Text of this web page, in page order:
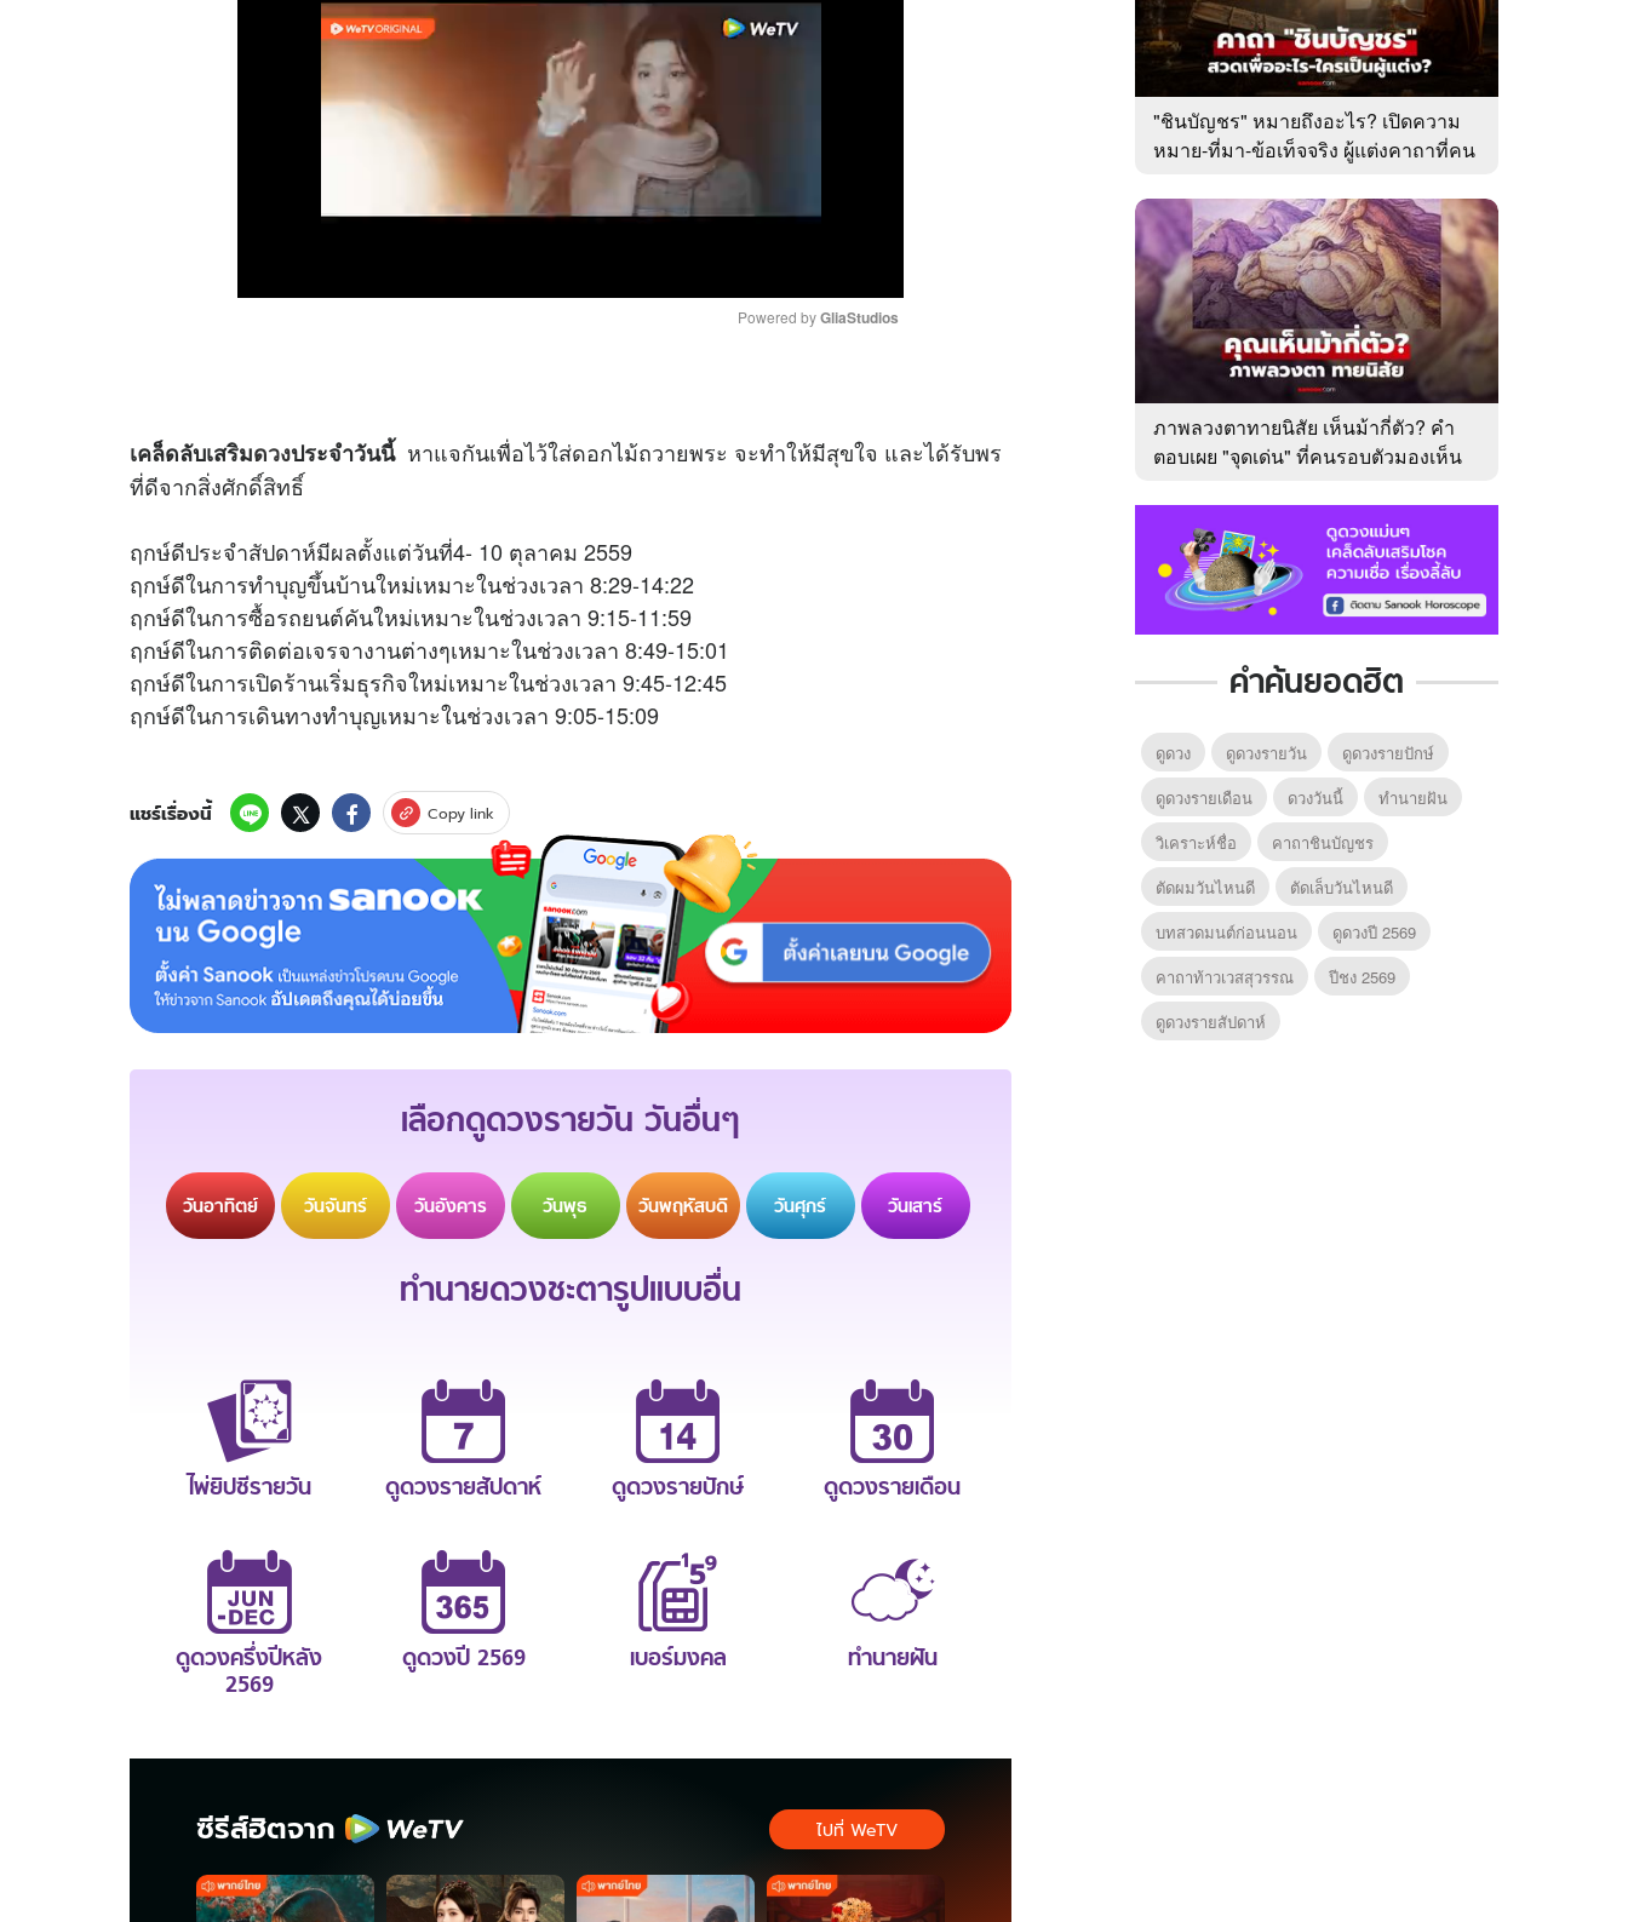
t
Powered by GliaStudios
เคล็ดลับเสริมดวงประจำวันนี้หาแจกันเพื่อไว้ใส่ดอกไม้ถวายพระ จะทำให้มีสุขใจ และได้รับพร
ที่ดีจากสิ่งศักดิ์สิทธิ์
ฤกษ์ดีประจำสัปดาห์มีผลตั้งแต่วันที่4- 10 ตุลาคม 2559
ฤกษ์ดีในการทำบุญขึ้นบ้านใหม่เหมาะในช่วงเวลา 8:29-14:22
ฤกษ์ดีในการซื้อรถยนต์คันใหม่เหมาะในช่วงเวลา 9:15-11:59
ฤกษ์ดีในการติดต่อเจรจางานต่างๆเหมาะในช่วงเวลา 8:49-15:01
ฤกษ์ดีในการเปิดร้านเริ่มธุรกิจใหม่เหมาะในช่วงเวลา 9:45-12:45
ฤกษ์ดีในการเดินทางทำบุญเหมาะในช่วงเวลา 9:05-15:09
แชร์เรื่องนี้ Copy link
เลือกดูดวงรายวัน วันอื่นๆ
วันอาทิตย์ วันจันทร์ วันอังคาร วันพุธ วันพฤหัสบดี วันศุกร์ วันเสาร์
ทำนายดวงชะตารูปแบบอื่น
ไพ่ยิปซีรายวัน ดูดวงรายสัปดาห์ ดูดวงรายปักษ์ ดูดวงรายเดือน
ดูดวงครึ่งปีหลัง
2569
ดูดวงปี 2569 เบอร์มงคล ทำนายฝัน
ซีรีส์ฮิตจาก ไปที่ WeTV
"ชินบัญชร" หมายถึงอะไร? เปิดความ
หมาย-ที่มา-ข้อเท็จจริง ผู้แต่งคาถาที่คน
ภาพลวงตาทายนิสัย เห็นม้ากี่ตัว? คำ
ตอบเผย "จุดเด่น" ที่คนรอบตัวมองเห็น
คำค้นยอดฮิต
ดูดวง ดูดวงรายวัน
ดูดวงรายปักษ์
ดูดวงรายเดือน
ดวงวันนี้
ทํานายฝัน
วิเคราะห์ชื่อ
คาถาชินบัญชร
ตัดผมวันไหนดี
ตัดเล็บวันไหนดี
บทสวดมนต์ก่อนนอน
ดูดวงปี 2569
คาถาท้าวเวสสุวรรณ
ปีชง 2569
ดูดวงรายสัปดาห์